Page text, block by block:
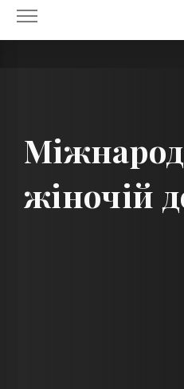
Skip
жіночій